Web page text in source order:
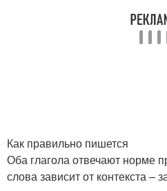
Как правильно пишется
Оба глагола отвечают норме
слова зависит от контекста –